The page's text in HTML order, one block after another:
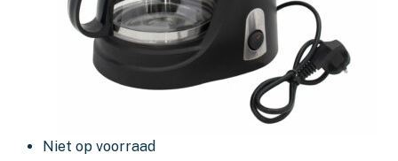
Niet op voorraad